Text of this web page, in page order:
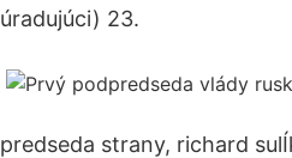
úradujúci) 23.
predseda strany, richard